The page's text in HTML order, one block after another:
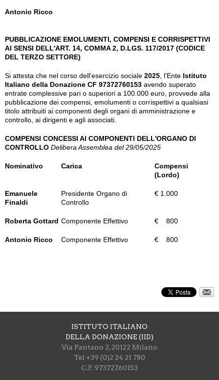
Antonio Ricco
PUBBLICAZIONE EMOLUMENTI, COMPENSI E CORRISPETTIVI
AI SENSI DELL'ART. 14, COMMA 2, D.LGS. 117/2017 (CODICE
DEL TERZO SETTORE)
Si attesta che nel corso dell'esercizio sociale 2025 , l'Ente Istituto
Italiano della Donazione CF 97372760153 avendo superato
entrate complessive pari o superiori a 100.000 euro, provvede alla
pubblicazione dei compensi, emolumenti o corrispettivi a qualsiasi
titolo attribuiti ai componenti degli organi di amministrazione e
controllo, ai dirigenti e agli associati.
COMPENSI CONCESSI AI COMPONENTI DELL'ORGANO DI
CONTROLLO Delibera Assemblea del 29/05/2025
Nominativo Carica
Compensi
(Lordo)
Emanuele
Finaldi
Presidente Organo di
Controllo
€ 1.000
Roberta Gottard Componente Effettivo € 800
Antonio Ricco Componente Effettivo € 800
ISTITUTO ITALIANO
DELLA DONAZIONE (IID)
Via Pantano 2, 20122 Milano
Tel +39 (0)2 24 21 780
C.F. 97372760153